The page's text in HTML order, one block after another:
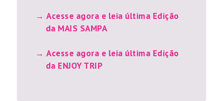
Acesse agora e leia última Edição
da MAIS SAMPA
Acesse agora e leia última Edição
da ENJOY TRIP